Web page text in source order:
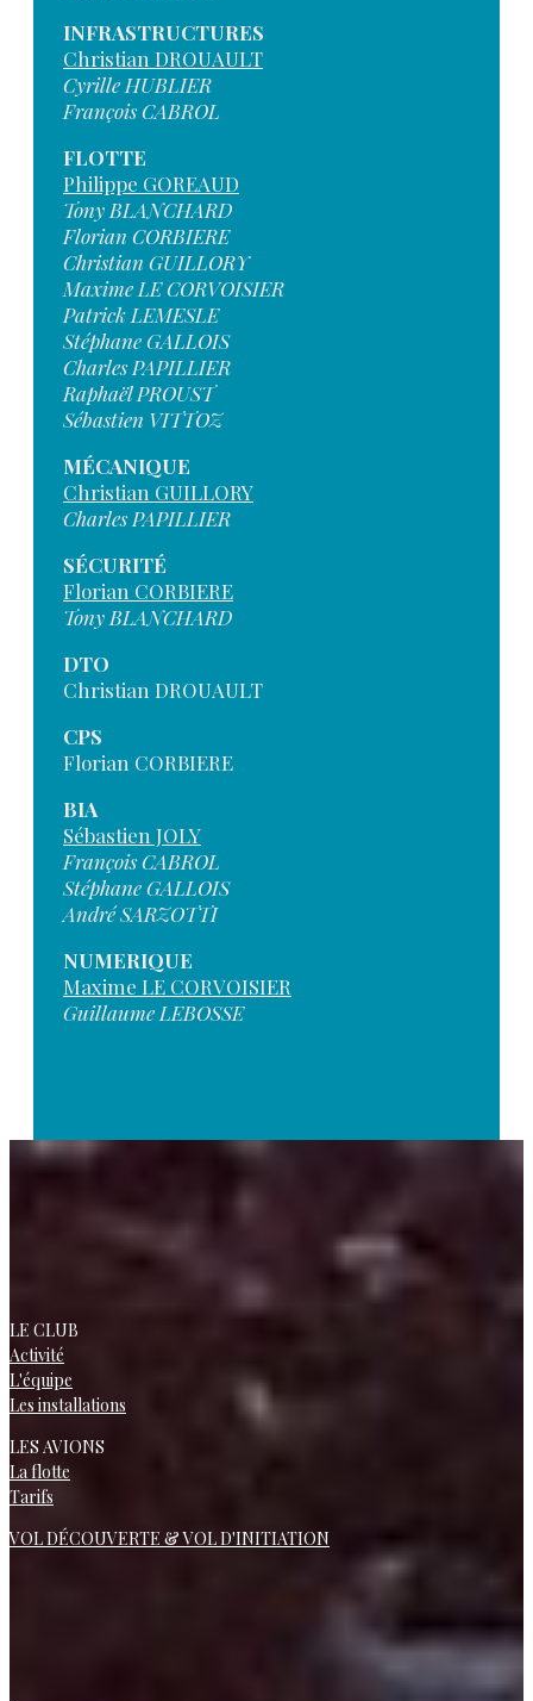
INFRASTRUCTURES
Christian DROUAULT
Cyrille HUBLIER
François CABROL
FLOTTE
Philippe GOREAUD
Tony BLANCHARD
Florian CORBIERE
Christian GUILLORY
Maxime LE CORVOISIER
Patrick LEMESLE
Stéphane GALLOIS
Charles PAPILLIER
Raphaël PROUST
Sébastien VITTOZ
MÉCANIQUE
Christian GUILLORY
Charles PAPILLIER
SÉCURITÉ
Florian CORBIERE
Tony BLANCHARD
DTO
Christian DROUAULT
CPS
Florian CORBIERE
BIA
Sébastien JOLY
François CABROL
Stéphane GALLOIS
André SARZOTTI
NUMERIQUE
Maxime LE CORVOISIER
Guillaume LEBOSSE
LE CLUB
Activité
L'équipe
Les installations
LES AVIONS
La flotte
Tarifs
VOL DÉCOUVERTE & VOL D'INITIATION